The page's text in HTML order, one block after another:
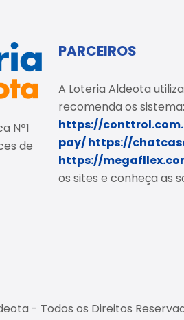
Nº1
de
PARCEIROS
A Loteria Aldeota
recomenda os sistema:
https://
pay/https://
https://
os sites e conheça as
- Todos os Direitos